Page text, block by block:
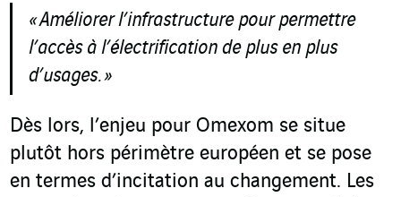
«Améliorer l’infrastructure pour permettre
l’accès à l’électrification de plus en plus
d’usages.»
Dès lors, l’enjeu pour Omexom se situe
plutôt hors périmètre européen et se pose
en termes d’incitation au changement. Les